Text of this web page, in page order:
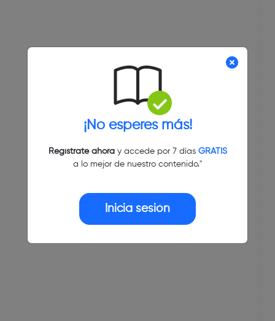
¡No esperes más!
Regístrate ahoray accede por 7 días GRATIS
a lo mejor de nuestro contenido."
Inicia sesión